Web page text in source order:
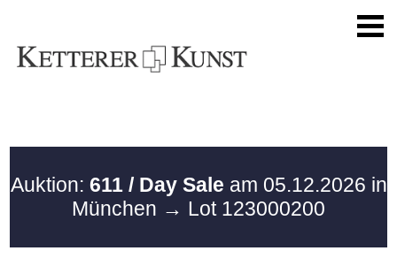
Auktion: 611 / Day Sale am 05.12.2026 in
München → Lot 123000200